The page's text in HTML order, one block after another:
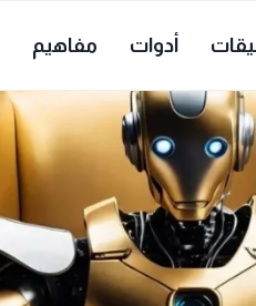
أدوات مفاهيم